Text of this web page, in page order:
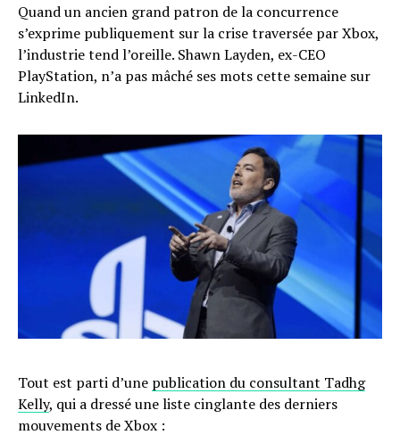
Quand un ancien grand patron de la concurrence
s’exprime publiquement sur la crise traversée par Xbox,
l’industrie tend l’oreille. Shawn Layden, ex-CEO
PlayStation, n’a pas mâché ses mots cette semaine sur
LinkedIn.
Tout est parti d’une publication du consultant Tadhg
Kelly, qui a dressé une liste cinglante des derniers
mouvements de Xbox :